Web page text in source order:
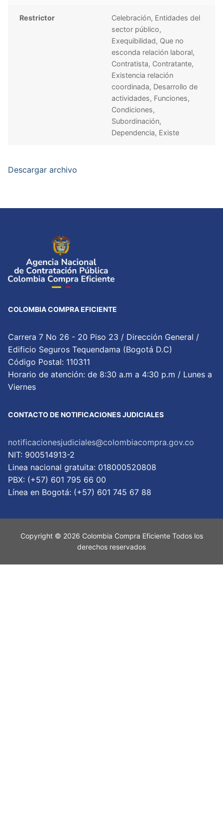
Restrictor
Celebración, Entidades del
sector público,
Exequibilidad, Que no
esconda relación laboral,
Contratista, Contratante,
Existencia relación
coordinada, Desarrollo de
actividades, Funciones,
Condiciones,
Subordinación,
Dependencia, Existe
Descargar archivo
COLOMBIA COMPRA EFICIENTE
Carrera 7 No 26 - 20 Piso 23 / Dirección General /
Edificio Seguros Tequendama (Bogotá D.C)
Código Postal: 110311
Horario de atención: de 8:30 a.m a 4:30 p.m / Lunes a
Viernes
CONTACTO DE NOTIFICACIONES JUDICIALES
notificacionesjudiciales@colombiacompra.gov.co
NIT: 900514913-2
Linea nacional gratuita: 018000520808
PBX: (+57) 601 795 66 00
Lí­nea en Bogotá: (+57) 601 745 67 88
Copyright © 2026 Colombia Compra Eficiente Todos los
derechos reservados